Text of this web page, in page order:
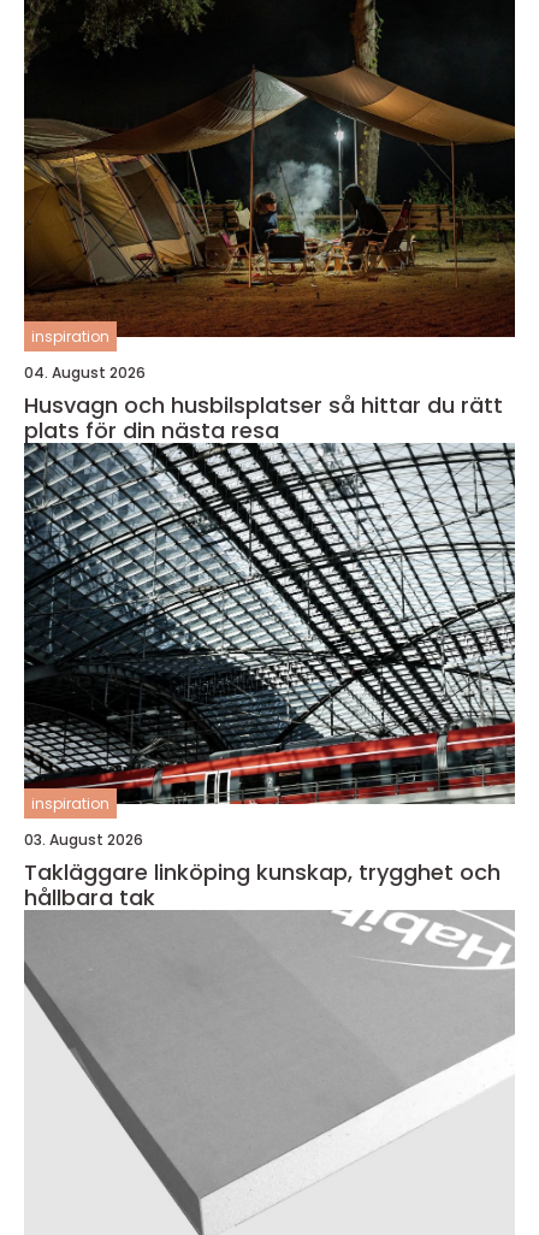
inspiration
04. August 2026
Husvagn och husbilsplatser så hittar du rätt
plats för din nästa resa
inspiration
03. August 2026
Takläggare linköping kunskap, trygghet och
hållbara tak